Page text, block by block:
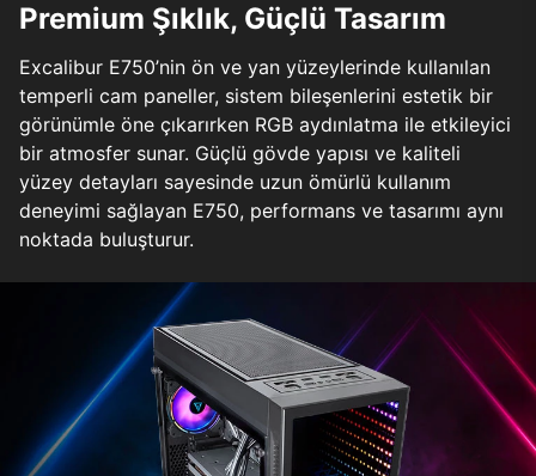
Premium Şıklık, Güçlü Tasarım
Excalibur E750’nin ön ve yan yüzeylerinde kullanılan
temperli cam paneller, sistem bileşenlerini estetik bir
görünümle öne çıkarırken RGB aydınlatma ile etkileyici
bir atmosfer sunar. Güçlü gövde yapısı ve kaliteli
yüzey detayları sayesinde uzun ömürlü kullanım
deneyimi sağlayan E750, performans ve tasarımı aynı
noktada buluşturur.